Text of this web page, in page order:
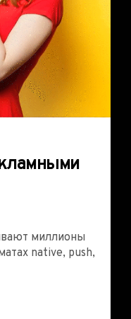
миллионы
native, push,